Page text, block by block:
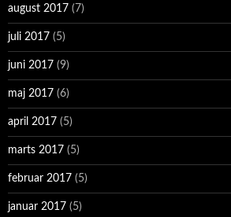
august 2017 (7)
juli 2017 (5)
juni 2017 (9)
maj 2017 (6)
april 2017 (5)
marts 2017 (5)
februar 2017 (5)
januar 2017 (5)